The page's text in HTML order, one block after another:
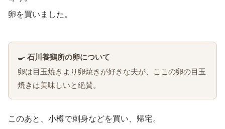
卵を買いました。
🍳 石川養鶏所の卵について
卵は目玉焼きより卵焼きが好きな夫が、ここの卵の目玉
焼きは美味しいと絶賛。
このあと、小樽で刺身などを買い、帰宅。